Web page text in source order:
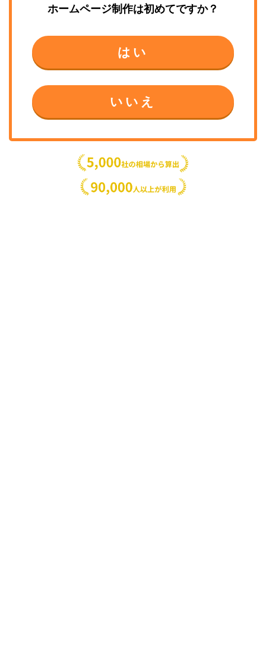
ホームページ制作は初めてですか？
はい
いいえ